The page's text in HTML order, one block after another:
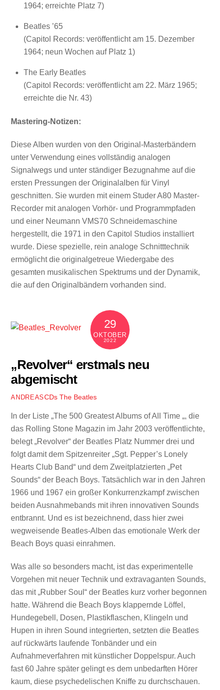
1964; erreichte Platz 7)
Beatles ’65
(Capitol Records: veröffentlicht am 15. Dezember
1964; neun Wochen auf Platz 1)
The Early Beatles
(Capitol Records: veröffentlicht am 22. März 1965;
erreichte die Nr. 43)
Mastering-Notizen:
Diese Alben wurden von den Original-Masterbändern
unter Verwendung eines vollständig analogen
Signalwegs und unter ständiger Bezugnahme auf die
ersten Pressungen der Originalalben für Vinyl
geschnitten. Sie wurden mit einem Studer A80 Master-
Recorder mit analogen Vorhör- und Programmpfaden
und einer Neumann VMS70 Schneidemaschine
hergestellt, die 1971 in den Capitol Studios installiert
wurde. Diese spezielle, rein analoge Schnitttechnik
ermöglicht die originalgetreue Wiedergabe des
gesamten musikalischen Spektrums und der Dynamik,
die auf den Originalbändern vorhanden sind.
29
OKTOBER
2022
„Revolver“ erstmals neu
abgemischt
ANDREASCDs The Beatles
In der Liste „The 500 Greatest Albums of All Time „, die
das Rolling Stone Magazin im Jahr 2003 veröffentlichte,
belegt „Revolver“ der Beatles Platz Nummer drei und
folgt damit dem Spitzenreiter „Sgt. Pepper’s Lonely
Hearts Club Band“ und dem Zweitplatzierten „Pet
Sounds“ der Beach Boys. Tatsächlich war in den Jahren
1966 und 1967 ein großer Konkurrenzkampf zwischen
beiden Ausnahmebands mit ihren innovativen Sounds
entbrannt. Und es ist bezeichnend, dass hier zwei
wegweisende Beatles-Alben das emotionale Werk der
Beach Boys quasi einrahmen.
Was alle so besonders macht, ist das experimentelle
Vorgehen mit neuer Technik und extravaganten Sounds,
das mit „Rubber Soul“ der Beatles kurz vorher begonnen
hatte. Während die Beach Boys klappernde Löffel,
Hundegebell, Dosen, Plastikflaschen, Klingeln und
Hupen in ihren Sound integrierten, setzten die Beatles
auf rückwärts laufende Tonbänder und ein
Aufnahmeverfahren mit künstlicher Doppelspur. Auch
fast 60 Jahre später gelingt es dem unbedarften Hörer
kaum, diese psychedelischen Kniffe zu durchschauen.